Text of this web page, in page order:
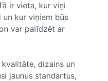
ir vieta, kur viņi
kur viņiem būs
var palīdzēt ar
dizains un
jaunus standartus,